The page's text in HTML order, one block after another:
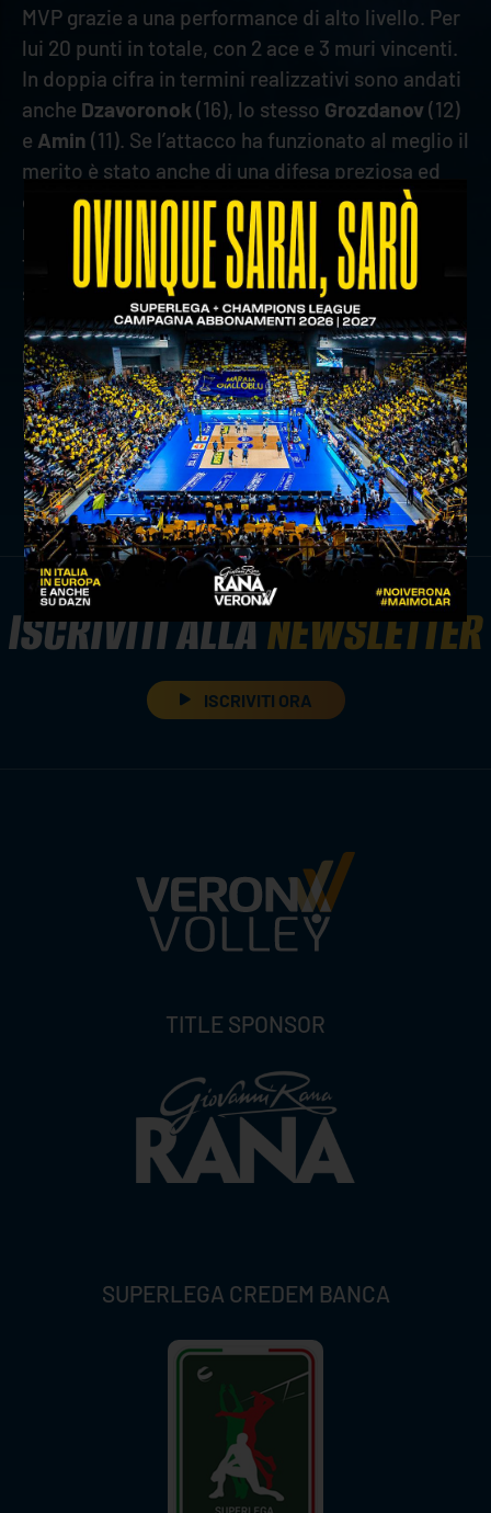
MVP grazie a una performance di alto livello. Per
lui 20 punti in totale, con 2 ace e 3 muri vincenti.
In doppia cifra in termini realizzativi sono andati
anche Dzavoronok (16), lo stesso Grozdanov(12)
e Amin (11). Se l’attacco ha funzionato al meglio il
merito è stato anche di una difesa preziosa ed
efficace.D’Amicosi è distinto con il 63% in
ricezione e con alcuni salvataggi prodigiosi in
fase difensiva, garantendo anche una copertura
sempre puntuale.
precedente:coach stoytchev presenta rana verona-gas
sales bluenergy piacenza
successivo:capolavoro rana verona al palabarton:
perugia cade al tie-break
news prima squadra
ISCRIVITI ALLANEWSLETTER
ISCRIVITI ORA
TITLE SPONSOR
SUPERLEGA CREDEM BANCA